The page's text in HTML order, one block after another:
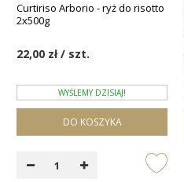
Curtiriso Arborio - ryż do risotto
2x500g
22,00 zł / szt.
WYŚLEMY DZISIAJ!
DO KOSZYKA